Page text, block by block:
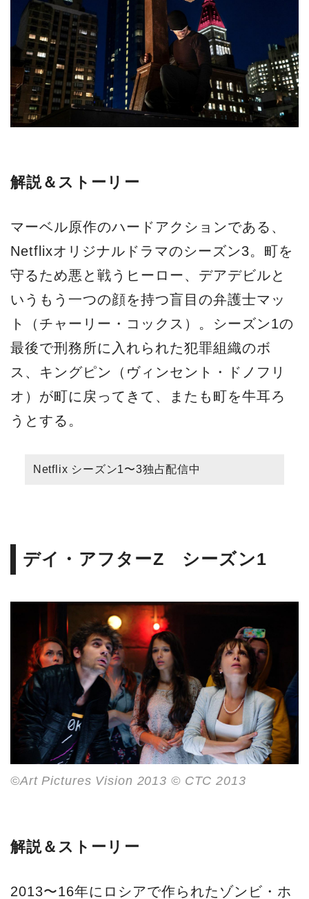
解説＆ストーリー
マーベル原作のハードアクションである、
Netflixオリジナルドラマのシーズン3。町を
守るため悪と戦うヒーロー、デアデビルと
いうもう一つの顔を持つ盲目の弁護士マッ
ト（チャーリー・コックス）。シーズン1の
最後で刑務所に入れられた犯罪組織のボ
ス、キングピン（ヴィンセント・ドノフリ
オ）が町に戻ってきて、またも町を牛耳ろ
うとする。
Netflix シーズン1〜3独占配信中
デイ・アフターZ シーズン1
©Art Pictures Vision 2013 © CTC 2013
解説＆ストーリー
2013〜16年にロシアで作られたゾンビ・ホ